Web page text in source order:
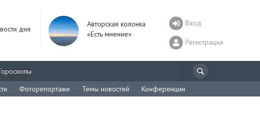
дня
Авторская колонка
«Есть мнение»
Вход
Регистрация
Фоторепортажи Темы новостей Конференции